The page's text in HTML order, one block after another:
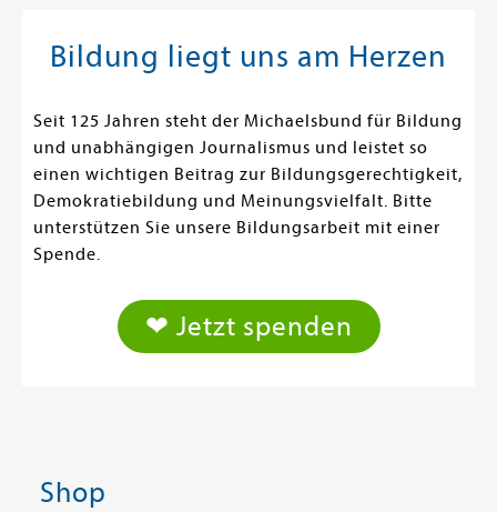
Bildung liegt uns am Herzen
Seit 125 Jahren steht der Michaelsbund für Bildung
und unabhängigen Journalismus und leistet so
einen wichtigen Beitrag zur Bildungsgerechtigkeit,
Demokratiebildung und Meinungsvielfalt. Bitte
unterstützen Sie unsere Bildungsarbeit mit einer
Spende.
❤ Jetzt spenden
Shop